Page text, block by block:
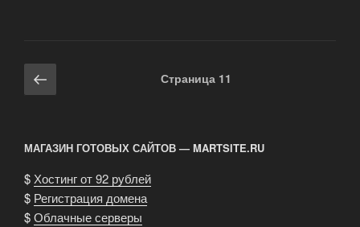
Навигация
по
Предыдущая
страница
Страница 11
МАГАЗИН ГОТОВЫХ САЙТОВ — MARTSITE.RU
$ Хостинг от 92 рублей
$ Регистрация домена
$Облачные серверы